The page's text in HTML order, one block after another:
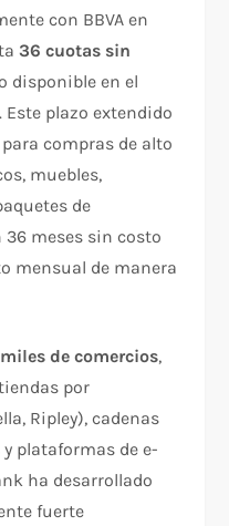
con BBVA en
36 cuotas sin
disponible en el
plazo extendido
compras de alto
muebles,
de
meses sin costo
mensual de manera
miles de comercios,
por
Ripley), cadenas
plataformas de e-
ha desarrollado
fuerte